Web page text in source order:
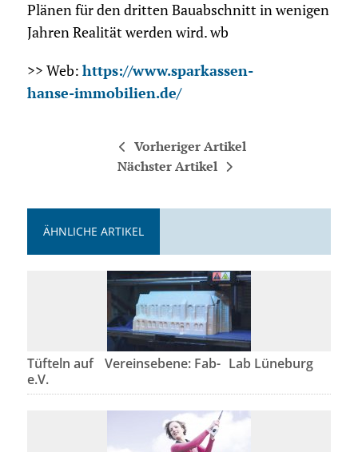
Plänen für den dritten Bauabschnitt in wenigen
Jahren Realität werden wird. wb
>> Web: https://www.sparkassen-
hanse-immobilien.de/
Vorheriger Artikel
Nächster Artikel
ÄHNLICHE ARTIKEL
Tüfteln auf Vereinsebene: Fab- Lab Lüneburg
e.V.